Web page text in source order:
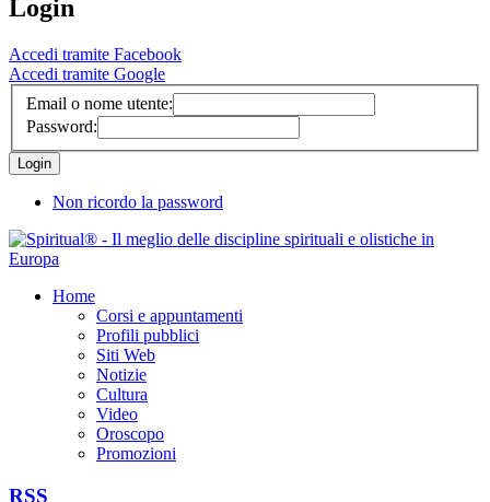
Login
Accedi tramite Facebook
Accedi tramite Google
Email o nome utente:
Password:
Non ricordo la password
Home
Corsi e appuntamenti
Profili pubblici
Siti Web
Notizie
Cultura
Video
Oroscopo
Promozioni
RSS